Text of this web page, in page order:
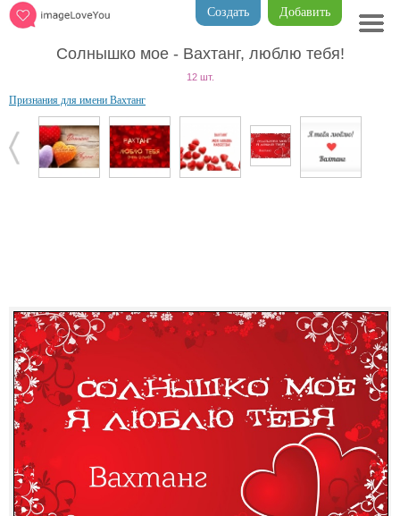
Добавить
Создать
Солнышко мое - Вахтанг, люблю тебя!
12 шт.
Признания для имени Вахтанг